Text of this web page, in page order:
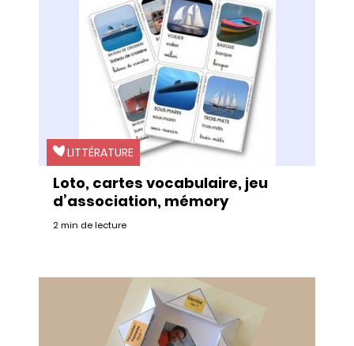
LITTÉRATURE
Loto, cartes vocabulaire, jeu
d’association, mémory
2 min de lecture